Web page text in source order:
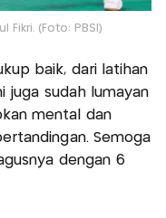
Fikri. (Foto: PBSI)
baik, dari latihan
juga sudah lumayan
mental dan
Semoga
dengan 6